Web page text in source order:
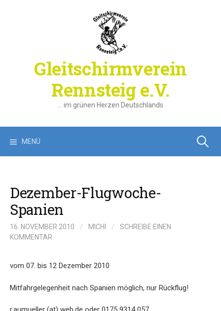
Gleitschirmverein
Rennsteig e.V.
… im grünen Herzen Deutschlands
MENÜ Suchen
Dezember-Flugwoche-
Spanien
16. NOVEMBER 2010 / MICHI /
SCHREIBE EINEN
KOMMENTAR
vom 07. bis 12 Dezember 2010
Mitfahrgelegenheit nach Spanien möglich, nur Rückflug!